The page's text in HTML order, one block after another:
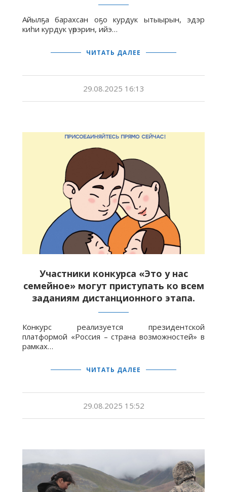
Айылҕа барахсан оҕо курдук ытыырын, эдэр
киһи курдук үөрэрин, ийэ…
ЧИТАТЬ ДАЛЕЕ
29.08.2025 16:13
Участники конкурса «Это у нас
семейное» могут приступать ко всем
заданиям дистанционного этапа.
Конкурс реализуется президентской
платформой «Россия – страна возможностей» в
рамках…
ЧИТАТЬ ДАЛЕЕ
29.08.2025 15:52